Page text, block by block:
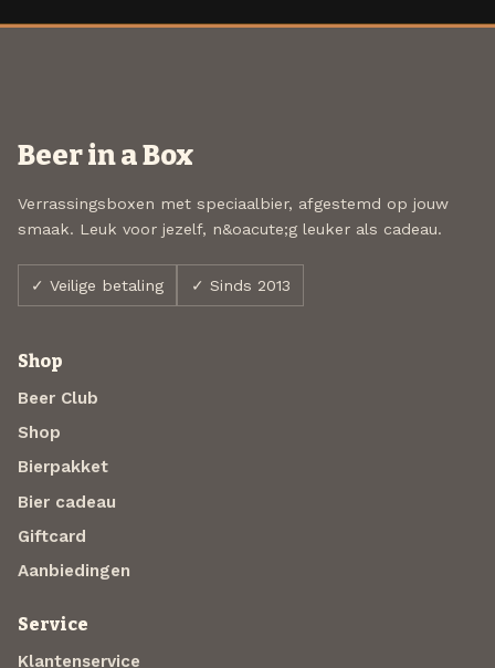
Beer in a Box
Verrassingsboxen met speciaalbier, afgestemd op jouw
smaak. Leuk voor jezelf, n&oacute;g leuker als cadeau.
✓ Veilige betaling ✓ Sinds 2013
Shop
Beer Club
Shop
Bierpakket
Bier cadeau
Giftcard
Aanbiedingen
Service
Klantenservice